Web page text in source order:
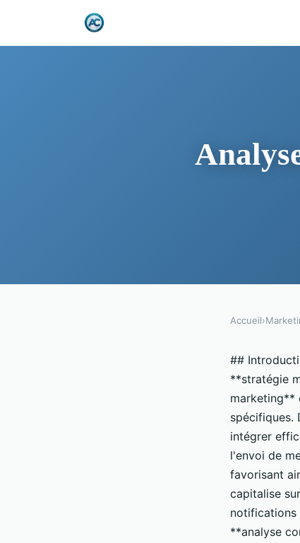
Accueil›
##
**stratégie
marketing**
spécifiques.
intégrer
l'envoi de
favorisant
capitalise
notifications
**analyse